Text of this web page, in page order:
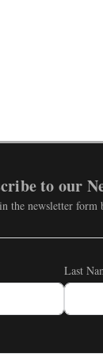
to our
newsletter
Last